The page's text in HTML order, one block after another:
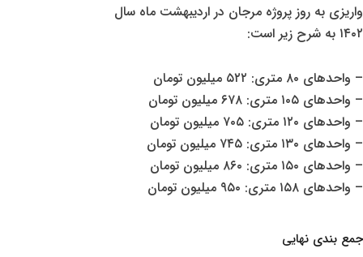
واریزی به روز پروژه مرجان در اردیبهشت ماه سال
۱۴۰۲ به شرح زیر است:
– واحدهای ۸۰ متری: ۵۲۲ میلیون تومان
– واحدهای ۱۰۵ متری: ۶۷۸ میلیون تومان
– واحدهای ۱۲۰ متری: ۷۰۵ میلیون تومان
– واحدهای ۱۳۰ متری: ۷۴۵ میلیون تومان
– واحدهای ۱۵۰ متری: ۸۶۰ میلیون تومان
– واحدهای ۱۵۸ متری: ۹۵۰ میلیون تومان
جمع بندی نهایی